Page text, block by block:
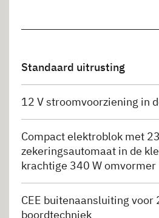
Standaard uitrusting
12 V stroomvoorziening in
Compact elektroblok met
zekeringsautomaat in de
krachtige 340 W omvormer
CEE buitenaansluiting voor
boordtechniek